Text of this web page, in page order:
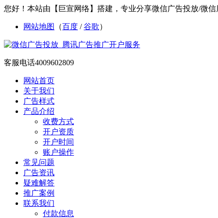
您好！本站由【巨宣网络】搭建，专业分享微信广告投放/微
网站地图 （百度 /谷歌）
客服电话4009602809
网站首页
关于我们
广告样式
产品介绍
收费方式
开户资质
开户时间
账户操作
常见问题
广告资讯
疑难解答
推广案例
联系我们
付款信息